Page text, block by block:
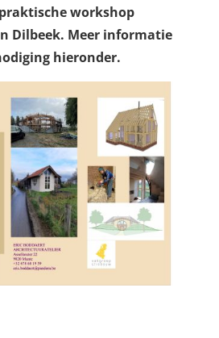
workshop
Dilbeek. Meer informatie
hieronder.